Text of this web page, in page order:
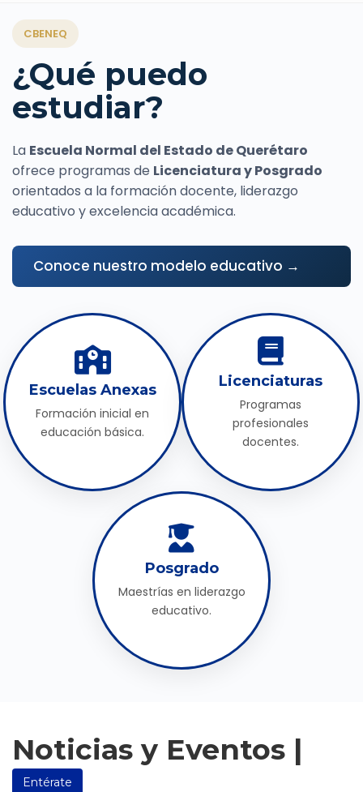
CBENEQ
¿Qué puedo
estudiar?
La Escuela Normal del Estado de Querétaro
ofrece programas de Licenciatura y Posgrado
orientados a la formación docente, liderazgo
educativo y excelencia académica.
Conoce nuestro modelo educativo →
Escuelas Anexas
Formación inicial en
educación básica.
Licenciaturas
Programas
profesionales
docentes.
Posgrado
Maestrías en liderazgo
educativo.
Noticias y Eventos |
Entérate